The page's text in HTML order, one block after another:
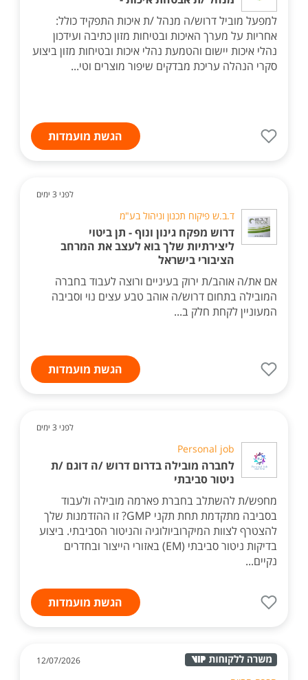
למפעל מוביל דרוש/ה מנהל /ת איכות התפקיד כולל:
אחריות על מערך האיכות ובטיחות מזון כתיבה ועידכון
נהלי איכות יישום והטמעת נהלי איכות ובטיחות מזון ביצוע
סקרי הנהלה עריכת מבדקים שיפור מוצרים וטי...
הגשת מועמדות
לפני 3 ימים
ד.ב.ש פיקוח תכנון וניהול בע"מ
דרוש מפקח גינון ונוף - תן ביטוי
ליצירתיות שלך בוא לעצב את המרחב
הציבורי בישראל
אם את/ה אוהב/ת ירוק בעיניים ורוצה לעבוד בחברה
המובילה בתחום דרוש/ה אוהב טבע עצים נוי וסביבה
המעוניין לקחת חלק ב...
הגשת מועמדות
לפני 3 ימים
Personal job
לחברה מובילה בדרום דרוש /ה דוגם /ת
ניטור סביבתי
מחפש/ת להשתלב בחברת פארמה מובילה ולעבוד
בסביבה מתקדמת תחת תקני GMP? זו ההזדמנות שלך
להצטרף לצוות המיקרוביולוגיה והניטור הסביבתי. ביצוע
בדיקות ניטור סביבתי (EM) באזורי הייצור ובחדרים
נקיים...
הגשת מועמדות
12/07/2026